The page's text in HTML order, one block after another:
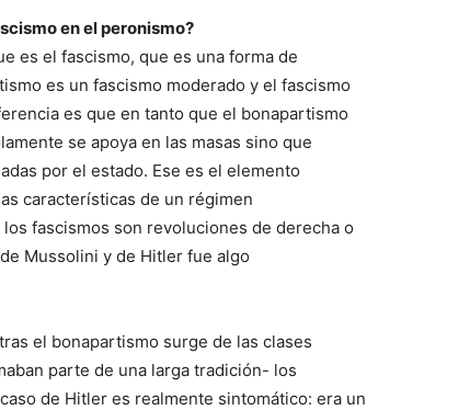
en el peronismo?
es el fascismo, que es una forma de
es un fascismo moderado y el fascismo
es que en tanto que el bonapartismo
se apoya en las masas sino que
por el estado. Ese es el elemento
características de un régimen
fascismos son revoluciones de derecha o
Mussolini y de Hitler fue algo
el bonapartismo surge de las clases
parte de una larga tradición- los
de Hitler es realmente sintomático: era un